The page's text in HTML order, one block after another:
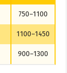
750–1100
1100–1450
900–1300